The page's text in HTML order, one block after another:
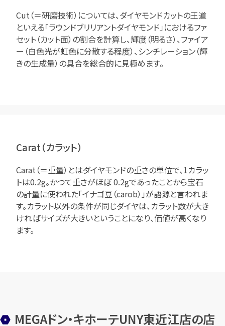
Cut（＝研磨技術）については、ダイヤモンドカットの王道
といえる「ラウンドブリリアントダイヤモンド」におけるファ
セット（カット面）の割合を計算し、輝度（明るさ）、ファイア
ー（白色光が虹色に分散する程度）、シンチレーション（輝
きの生成量）の具合を総合的に見極めます。
Carat（カラット）
Carat（＝重量）とはダイヤモンドの重さの単位で、1カラッ
トは0.2g。かつて重さがほぼ 0.2gであったことから宝石
の計量に使われた「イナゴ豆（carob）」が語源と言われま
す。カラット以外の条件が同じダイヤは、カラット数が大き
ければサイズが大きいということになり、価値が高くなり
ます。
MEGAドン・キホーテUNY東近江店の店